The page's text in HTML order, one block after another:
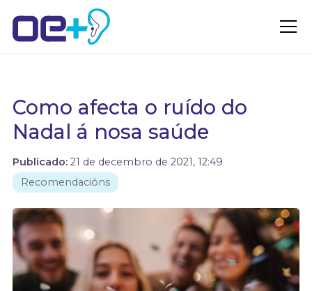
Como afecta o ruído do
Nadal á nosa saúde
Publicado: 21 de decembro de 2021, 12:49
Recomendacións